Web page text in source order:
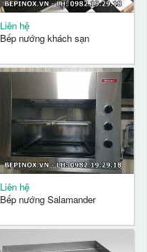
Liên hệ
Bếp nướng khách sạn
Liên hệ
Bếp nướng Salamander